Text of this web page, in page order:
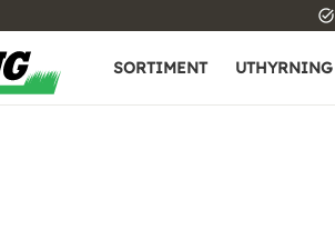
task_alt
SORTIMENT UTHYRNING